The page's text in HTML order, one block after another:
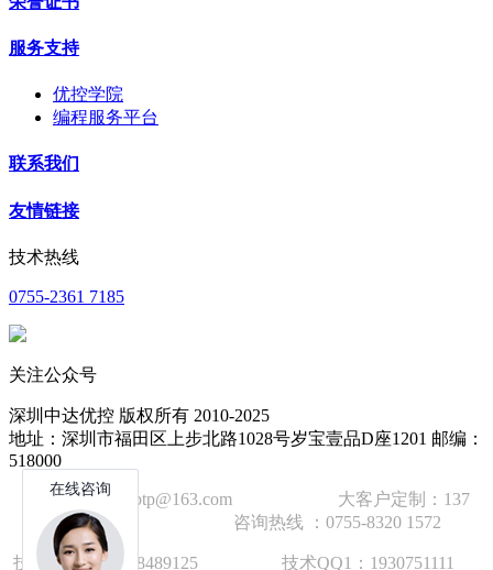
服务支持
优控学院
编程服务平台
联系我们
友情链接
技术热线
0755-2361 7185
关注公众号
深圳中达优控 版权所有 2010-2025
地址：深圳市福田区上步北路1028号岁宝壹品D座1201 邮编：
518000
技术邮箱：wzbtp@163.com 大客户定制：137
1392 2586 咨询热线 ：0755-8320 1572
技术手机：18928489125 技术QQ1：1930751111